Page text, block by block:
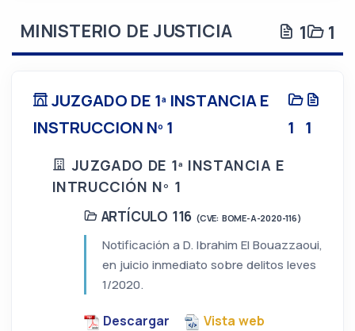
MINISTERIO DE JUSTICIA 1 1
JUZGADO DE 1ª INSTANCIA E
INSTRUCCION Nº 1
1 1
JUZGADO DE 1ª INSTANCIA E
INTRUCCIÓN Nº 1
ARTÍCULO 116 (CVE: BOME-A-2020-116)
Notificación a D. Ibrahim El Bouazzaoui,
en juicio inmediato sobre delitos leves
1/2020.
Descargar Vista web